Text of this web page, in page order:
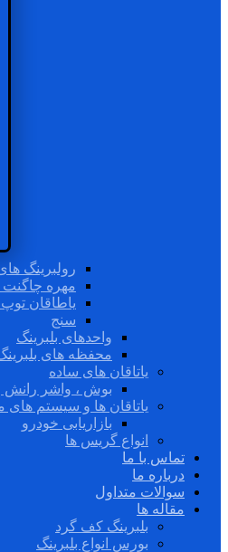
رولبرینگ
مهره
یاطاقان
سنج
واحدهای بلبرینگ
محفظه های
یاتاقان های ساده
بوش ، واشر رانش و
یاتاقان ها و سیستم
بازاریابی خودرو
انواع گریس ها
تماس با ما
درباره ما
سوالات متداول
مقاله ها
بلبرینگ کف گرد
بورس انواع بلبرینگ